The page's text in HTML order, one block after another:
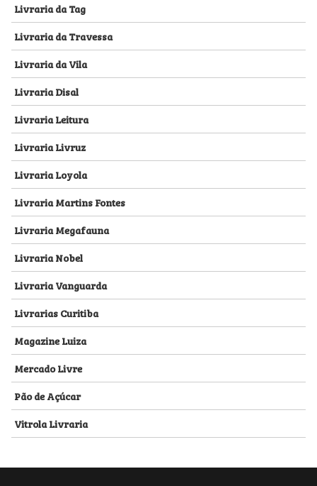
Livraria da Tag
Livraria da Travessa
Livraria da Vila
Livraria Disal
Livraria Leitura
Livraria Livruz
Livraria Loyola
Livraria Martins Fontes
Livraria Megafauna
Livraria Nobel
Livraria Vanguarda
Livrarias Curitiba
Magazine Luiza
Mercado Livre
Pão de Açúcar
Vitrola Livraria